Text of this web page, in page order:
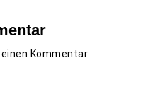
Kommentar